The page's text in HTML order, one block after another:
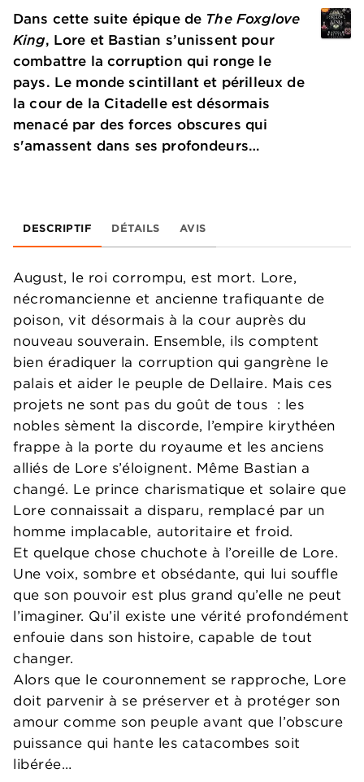
Dans cette suite épique de The Foxglove
King, Lore et Bastian s’unissent pour
combattre la corruption qui ronge le
pays. Le monde scintillant et périlleux de
la cour de la Citadelle est désormais
menacé par des forces obscures qui
s'amassent dans ses profondeurs…
DESCRIPTIF DÉTAILS AVIS
August, le roi corrompu, est mort. Lore,
nécromancienne et ancienne trafiquante de
poison, vit désormais à la cour auprès du
nouveau souverain. Ensemble, ils comptent
bien éradiquer la corruption qui gangrène le
palais et aider le peuple de Dellaire. Mais ces
projets ne sont pas du goût de tous : les
nobles sèment la discorde, l’empire kirythéen
frappe à la porte du royaume et les anciens
alliés de Lore s’éloignent. Même Bastian a
changé. Le prince charismatique et solaire que
Lore connaissait a disparu, remplacé par un
homme implacable, autoritaire et froid.
Et quelque chose chuchote à l’oreille de Lore.
Une voix, sombre et obsédante, qui lui souffle
que son pouvoir est plus grand qu’elle ne peut
l’imaginer. Qu’il existe une vérité profondément
enfouie dans son histoire, capable de tout
changer.
Alors que le couronnement se rapproche, Lore
doit parvenir à se préserver et à protéger son
amour comme son peuple avant que l’obscure
puissance qui hante les catacombes soit
libérée…